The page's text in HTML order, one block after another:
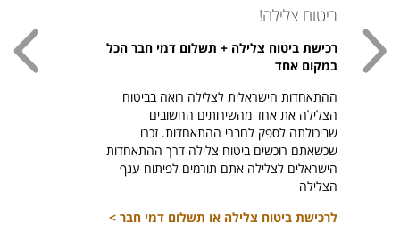
ביטוח צלילה!
רכישת ביטוח צלילה + תשלום דמי חבר הכל
במקום אחד
ההתאחדות הישראלית לצלילה רואה בביטוח
הצלילה את אחד מהשירותים החשובים
שביכולתה לספק לחברי ההתאחדות. זכרו
שכשאתם רוכשים ביטוח צלילה דרך ההתאחדות
הישראלים לצלילה אתם תורמים לפיתוח ענף
הצלילה
לרכישת ביטוח צלילה או תשלום דמי חבר >